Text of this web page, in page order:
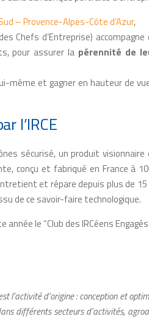
– Provence-Alpes-Côte d’Azur,
Chefs d’Entreprise)
pour assurer la pérennité de
même et gagner en hauteur de
l’IRCE
sécurisé, un produit
conçu et fabriqué en France à
et répare depuis plus de
de ce savoir-faire technologique.
le “Club des IRCéens
l’activité d’origine : conception et
différents secteurs d’activités,